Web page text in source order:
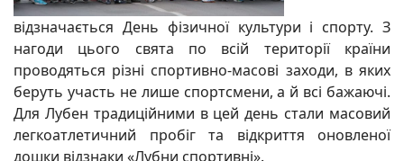
відзначається День фізичної культури і спорту. З
нагоди цього свята по всій території країни
проводяться різні спортивно-масові заходи, в яких
беруть участь не лише спортсмени, а й всі бажаючі.
Для Лубен традиційними в цей день стали масовий
легкоатлетичний пробіг та відкриття оновленої
дошки відзнаки «Лубни спортивні».